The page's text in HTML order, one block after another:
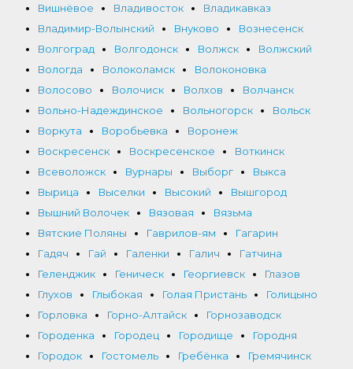
Вишнёвое
Владивосток
Владикавказ
Владимир-Волынский
Внуково
Вознесенск
Волгоград
Волгодонск Волжск
Волжский
Вологда
Волоколамск
Волоконовка
Волосово
Волочиск Волхов
Волчанск
Вольно-Надеждинское
Вольногорск
Вольск
Воркута
Воробьевка
Воронеж
Воскресенск
Воскресенское
Воткинск
Всеволожск
Вурнары Выборг
Выкса
Вырица
Выселки Высокий
Вышгород
Вышний Волочек
Вязовая
Вязьма
Вятские Поляны
Гаврилов-ям
Гагарин
Гадяч
Гай Галенки Галич
Гатчина
Геленджик
Геническ Георгиевск
Глазов
Глухов
Глыбокая Голая Пристань
Голицыно
Горловка
Горно-Алтайск
Горнозаводск
Городенка
Городец Городище
Городня
Городок
Гостомель Гребёнка
Гремячинск